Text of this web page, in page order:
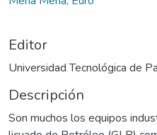
Editor
Universidad Tecnológica de
Descripción
Son muchos los equipos